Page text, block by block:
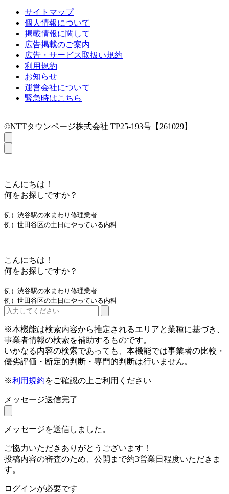
サイトマップ
個人情報について
掲載情報に関して
広告掲載のご案内
広告・サービス取扱い規約
利用規約
お知らせ
運営会社について
緊急時はこちら
©NTTタウンページ株式会社 TP25-193号【261029】
こんにちは！
何をお探しですか？
例）渋谷駅の水まわり修理業者
例）世田谷区の土日にやっている内科
こんにちは！
何をお探しですか？
例）渋谷駅の水まわり修理業者
例）世田谷区の土日にやっている内科
※本機能は検索内容から推定されるエリアと業種に基づき、
事業者情報の検索を補助するものです。
いかなる内容の検索であっても、本機能では事業者の比較・
優劣評価・断定的判断・専門的判断は行いません。
※利用規約をご確認の上ご利用ください
メッセージ送信完了
メッセージを送信しました。
ご協力いただきありがとうございます！
投稿内容の審査のため、公開まで約3営業日程度いただきま
す。
ログインが必要です